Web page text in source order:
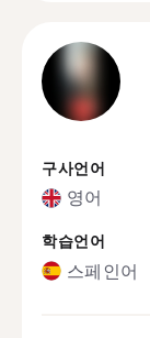
구사언어
영어
학습언어
스페인어